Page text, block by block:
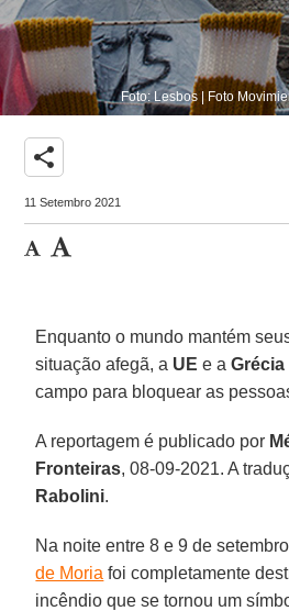
Foto: Lesbos | Foto
share
11 Setembro 2021
Enquanto o mundo mantém
situação afegã, a UE e aGrécia
campo para bloquear as
A reportagem é publicado por
Fronteiras, 08-09-2021. A
Rabolini.
Na noite entre 8 e 9 de
de Moria foi completamente
incêndio que se tornou um